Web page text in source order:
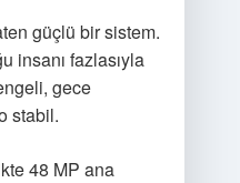
güçlü bir sistem.
insanı fazlasıyla
gece
stabil.
48 MP ana